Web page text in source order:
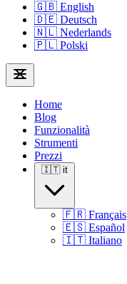
🇬🇧 English
🇩🇪 Deutsch
🇳🇱 Nederlands
🇵🇱 Polski
Home
Blog
Funzionalità
Strumenti
Prezzi
🇮🇹 it
🇫🇷 Français
🇪🇸 Español
🇮🇹 Italiano